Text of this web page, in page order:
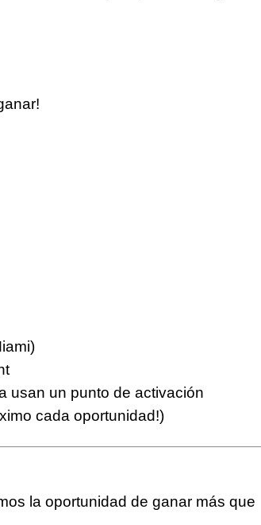
usan un punto de activación
cada oportunidad!)
la oportunidad de ganar más que